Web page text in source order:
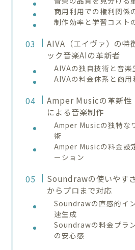
商用利用での権利関係
制作効率と学習コスト
AIVA（エイヴァ）の特
ック音楽AIの革新者
AIVAの独自技術と音楽
AIVAの料金体系と商用
Amper Musicの革新性
による音楽制作
Amper Musicの独特な
術
Amper Musicの料金設
ーション
Soundrawの使いやす
からプロまで対応
Soundrawの直感的イ
速生成
Soundrawの料金プラ
の安心感